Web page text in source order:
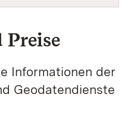
Preise
Informationen der
Geodatendienste